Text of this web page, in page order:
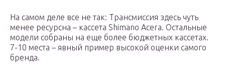
На самом деле все не так: Трансмиссия здесь чуть
менее ресурсна – кассета Shimano Acera. Остальные
модели собраны на еще более бюджетных кассетах.
7-10 места – явный пример высокой оценки самого
бренда.